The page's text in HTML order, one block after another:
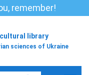
remember!
library
sciences of Ukraine